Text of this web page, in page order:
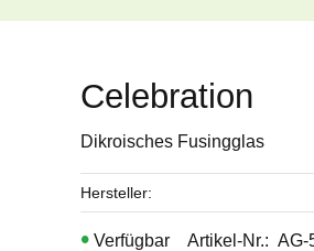
Celebration
Dikroisches Fusingglas
Artikel-Nr. AG-
Hersteller